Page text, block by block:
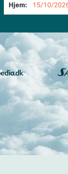
Hjem: 15/10/